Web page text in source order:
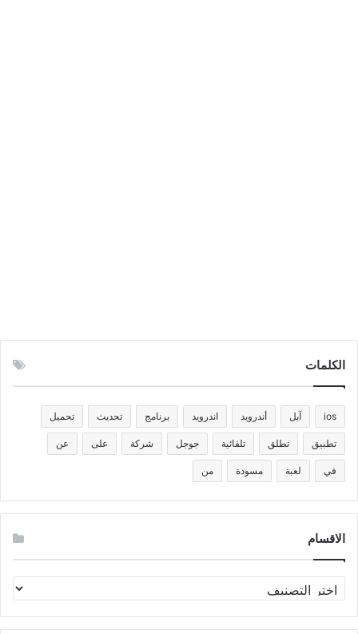
الكلمات
ios آبل أندرويد اندرويد برنامج تحديث تحميل
تطبيق تطلق تلقائية جوجل شركة على عن
في لعبة مسودة من
الاقسام
الاقسام